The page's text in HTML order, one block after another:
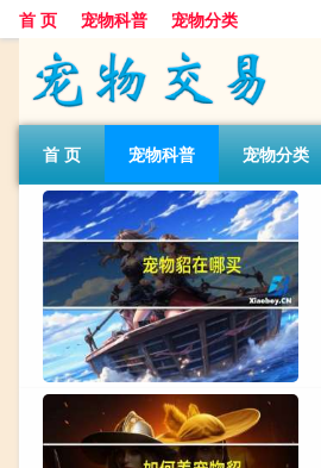
首 页 宠物科普 宠物分类
首 页 宠物科普 宠物分类